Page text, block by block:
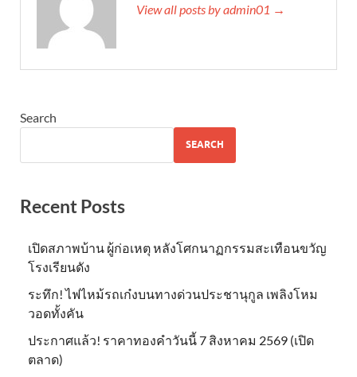
View all posts by admin01 →
Search
SEARCH
Recent Posts
เปิดสภาพบ้าน ผู้ก่อเหตุ หลังโศกนาฏกรรมสะเทือนขวัญ
โรงเรียนดัง
ระทึก! ไฟไหม้รถเก๋งบนทางด่วนประชานุกูล เพลิงโหม
วอดทั้งคัน
ประกาศแล้ว! ราคาทองคำวันนี้ 7 สิงหาคม 2569 (เปิด
ตลาด)